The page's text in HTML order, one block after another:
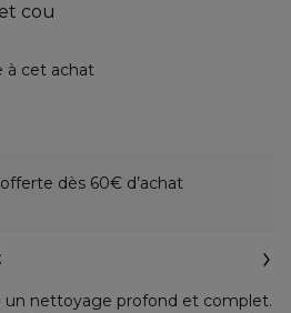
cou
à cet achat
dès 60€ d’achat
un nettoyage profond et complet.